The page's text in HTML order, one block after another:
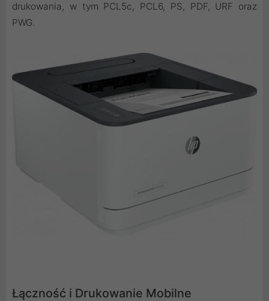
drukowania, w tym PCL5c, PCL6, PS, PDF, URF oraz
PWG.
Łączność i Drukowanie Mobilne